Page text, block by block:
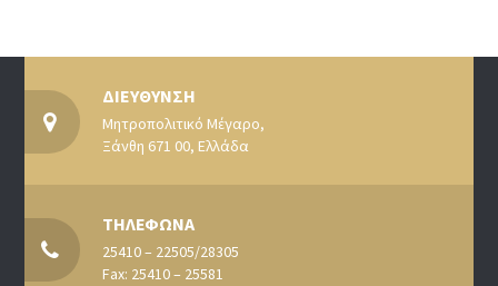
ΔΙΕΥΘΥΝΣΗ
Μητροπολιτικό Μέγαρο,
Ξάνθη 671 00, Ελλάδα
ΤΗΛΕΦΩΝΑ
25410 – 22505/28305
Fax: 25410 – 25581